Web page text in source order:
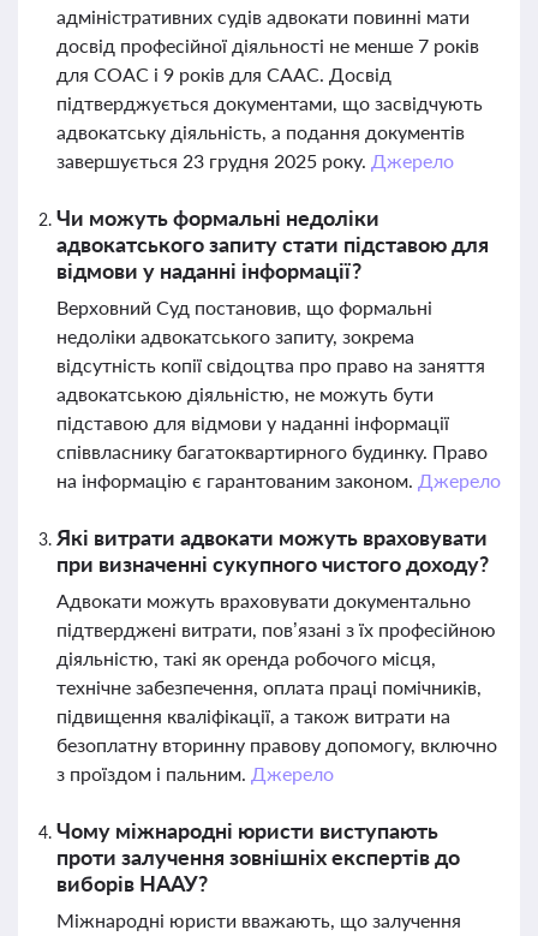
адміністративних судів адвокати повинні мати
досвід професійної діяльності не менше 7 років
для СОАС і 9 років для СААС. Досвід
підтверджується документами, що засвідчують
адвокатську діяльність, а подання документів
завершується 23 грудня 2025 року. Джерело
Чи можуть формальні недоліки
адвокатського запиту стати підставою для
відмови у наданні інформації?
Верховний Суд постановив, що формальні
недоліки адвокатського запиту, зокрема
відсутність копії свідоцтва про право на заняття
адвокатською діяльністю, не можуть бути
підставою для відмови у наданні інформації
співвласнику багатоквартирного будинку. Право
на інформацію є гарантованим законом. Джерело
Які витрати адвокати можуть враховувати
при визначенні сукупного чистого доходу?
Адвокати можуть враховувати документально
підтверджені витрати, пов’язані з їх професійною
діяльністю, такі як оренда робочого місця,
технічне забезпечення, оплата праці помічників,
підвищення кваліфікації, а також витрати на
безоплатну вторинну правову допомогу, включно
з проїздом і пальним. Джерело
Чому міжнародні юристи виступають
проти залучення зовнішніх експертів до
виборів НААУ?
Міжнародні юристи вважають, що залучення